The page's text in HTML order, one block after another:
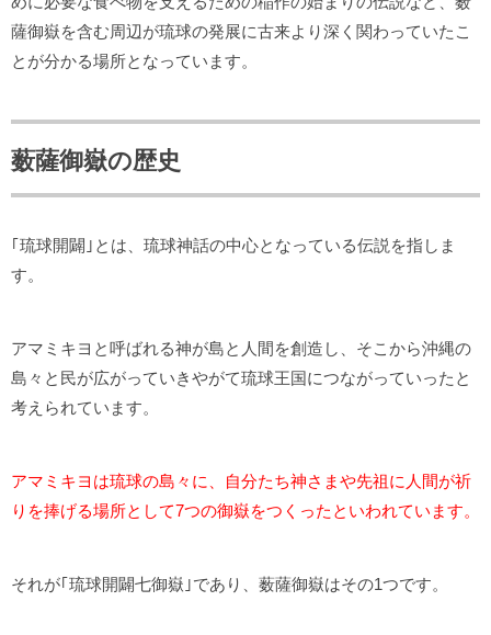
薩御嶽を含む周辺が琉球の発展に古来より深く関わっていたこ
とが分かる場所となっています。
薮薩御嶽の歴史
｢琉球開闢｣とは、琉球神話の中心となっている伝説を指しま
す。
アマミキヨと呼ばれる神が島と人間を創造し、そこから沖縄の
島々と民が広がっていきやがて琉球王国につながっていったと
考えられています。
アマミキヨは琉球の島々に、自分たち神さまや先祖に人間が祈
りを捧げる場所として7つの御嶽をつくったといわれています。
それが｢琉球開闢七御嶽｣であり、薮薩御嶽はその1つです。